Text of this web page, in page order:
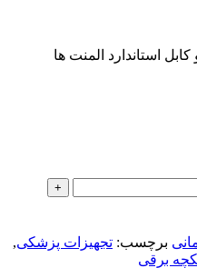
استاندارد المنت ها
برچسب: تجهیزات پزشکی,
برقی